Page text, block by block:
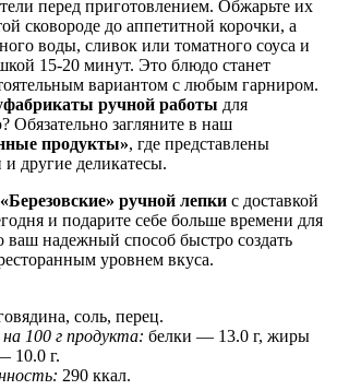
перед приготовлением. Обжарьте их
сковороде до аппетитной корочки, а
воды, сливок или томатного соуса и
15-20 минут. Это блюдо станет
вариантом с любым гарниром.
ручной работы для
Обязательно загляните в наш
продукты», где представлены
другие деликатесы.
ручной лепки с доставкой
и подарите себе больше времени для
надежный способ быстро создать
уровнем вкуса.
соль, перец.
100 г продукта: белки — 13.0 г, жиры
10.0 г.
290 ккал.